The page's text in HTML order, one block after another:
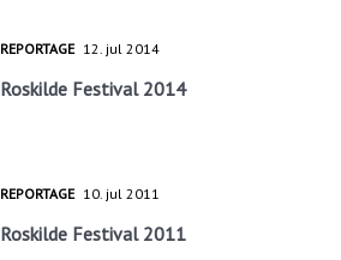
REPORTAGE 12. jul 2014
Roskilde Festival 2014
REPORTAGE 10. jul 2011
Roskilde Festival 2011